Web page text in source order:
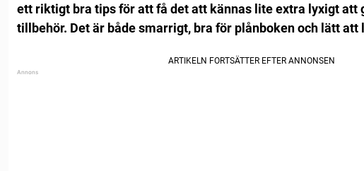
ett riktigt bra tips för att få det att kännas lite extra lyxigt att
tillbehör. Det är både smarrigt, bra för plånboken och lätt att